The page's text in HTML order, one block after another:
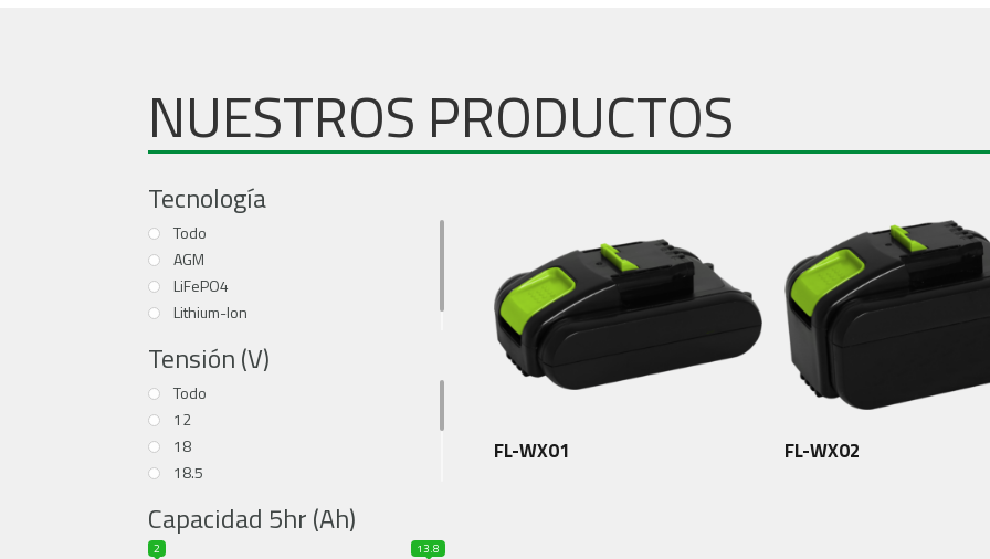
NUESTROS PRODUCTOS
Tecnología
Todo
AGM
LiFePO4
Lithium-Ion
Tensión (V)
Todo
12
18
18.5
25.2
Capacidad 5hr (Ah)
2 13.8
FL-WX01 FL-WX02